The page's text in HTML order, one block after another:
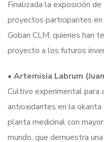
Finalizada la exposición
proyectos participantes
Goban CLM, quienes han
proyecto a los futuros
• Artemisia Labrum
Cultivo experimental para
antioxidantes en la okanta
planta medicinal con
mundo, que demuestra